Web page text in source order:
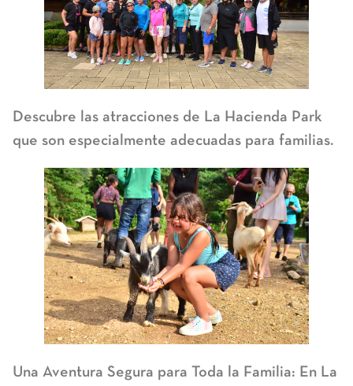
Descubre las atracciones de La Hacienda Park
que son especialmente adecuadas para familias.
Una Aventura Segura para Toda la Familia: En La